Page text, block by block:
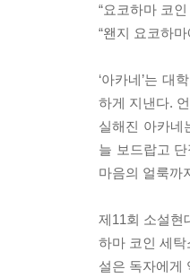
“요코하마 코
“왠지 요코하
‘아카네’는 대
하게 지낸다.
실해진 아카네
늘 보드랍고
마음의 얼룩까
제11회 소설현
하마 코인 세
설은 독자에게